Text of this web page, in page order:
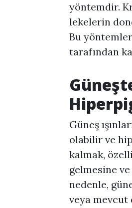
yöntemdir.
lekelerin
Bu
tarafından
Güneş
olabilir ve
kalmak,
gelmesine
nedenle,
veya